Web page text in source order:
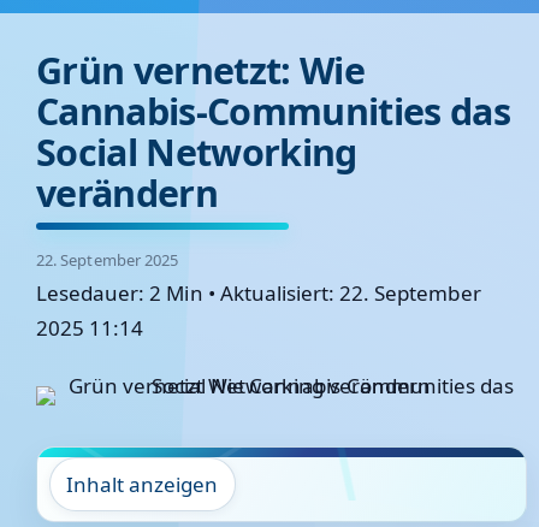
Grün vernetzt: Wie
Cannabis-Communities das
Social Networking
verändern
22. September 2025
Lesedauer: 2 Min • Aktualisiert: 22. September
2025 11:14
Inhalt anzeigen